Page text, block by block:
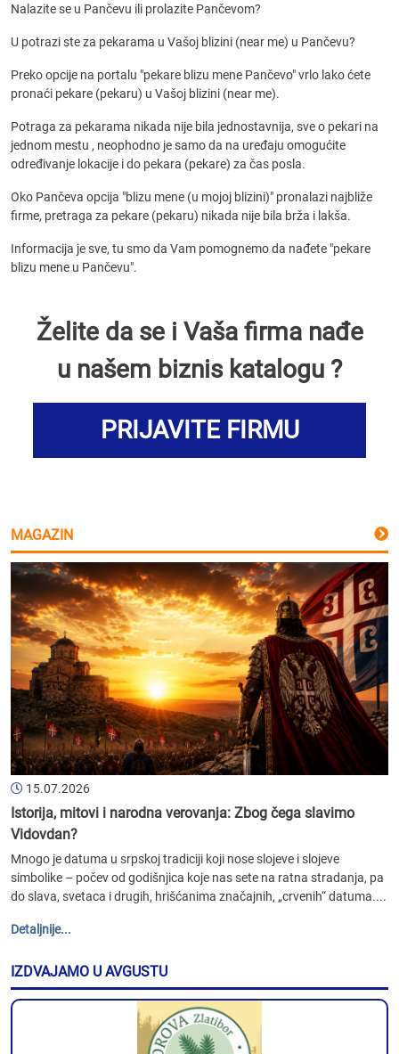
Nalazite se u Pančevu ili prolazite Pančevom?
U potrazi ste za pekarama u Vašoj blizini (near me) u Pančevu?
Preko opcije na portalu "pekare blizu mene Pančevo" vrlo lako ćete
pronaći pekare (pekaru) u Vašoj blizini (near me).
Potraga za pekarama nikada nije bila jednostavnija, sve o pekari na
jednom mestu , neophodno je samo da na uređaju omogućite
određivanje lokacije i do pekara (pekare) za čas posla.
Oko Pančeva opcija "blizu mene (u mojoj blizini)" pronalazi najbliže
firme, pretraga za pekare (pekaru) nikada nije bila brža i lakša.
Informacija je sve, tu smo da Vam pomognemo da nađete "pekare
blizu mene u Pančevu".
Želite da se i Vaša firma nađe
u našem biznis katalogu ?
PRIJAVITE FIRMU
MAGAZIN
15.07.2026
Istorija, mitovi i narodna verovanja: Zbog čega slavimo
Vidovdan?
Mnogo je datuma u srpskoj tradiciji koji nose slojeve i slojeve
simbolike – počev od godišnjica koje nas sete na ratna stradanja, pa
do slava, svetaca i drugih, hrišćanima značajnih, „crvenih“ datuma....
Detaljnije...
IZDVAJAMO U AVGUSTU